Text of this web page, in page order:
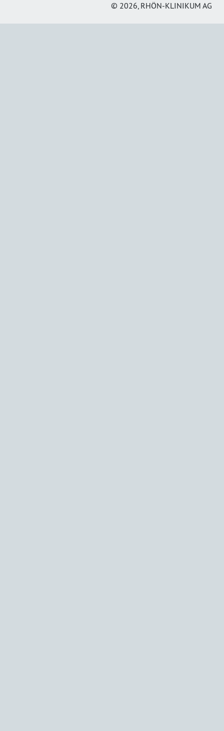
© 2026, RHÖN-KLINIKUM AG